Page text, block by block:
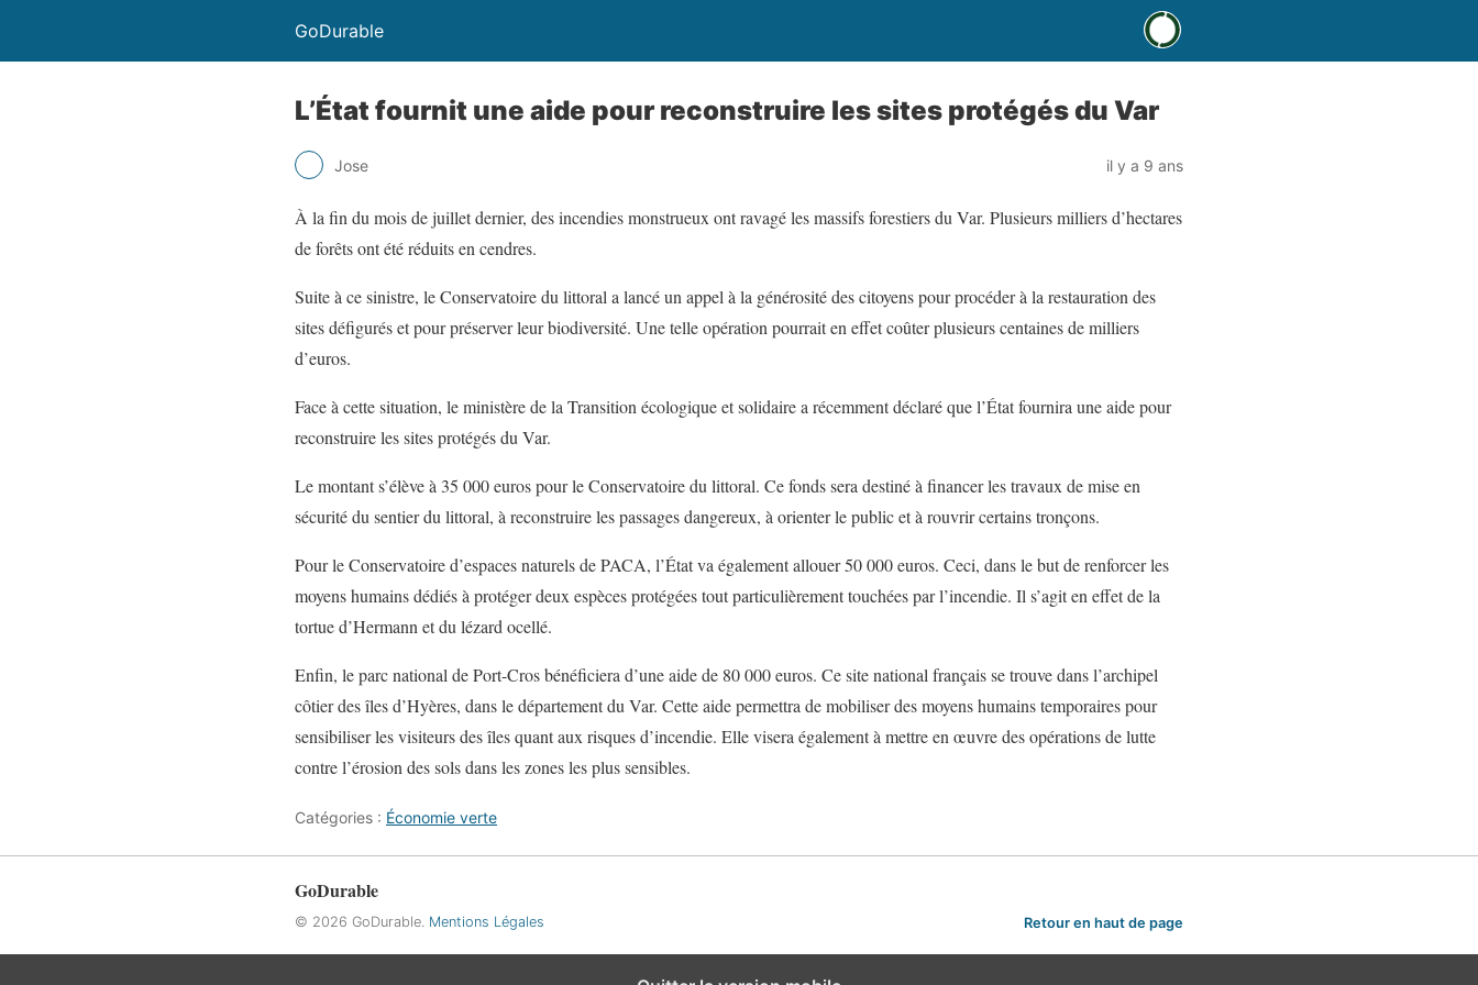
GoDurable
L’État fournit une aide pour reconstruire les sites protégés du Var
Jose il y a 9 ans
À la fin du mois de juillet dernier, des incendies monstrueux ont ravagé les massifs forestiers du Var. Plusieurs milliers d’hectares
de forêts ont été réduits en cendres.
Suite à ce sinistre, le Conservatoire du littoral a lancé un appel à la générosité des citoyens pour procéder à la restauration des
sites défigurés et pour préserver leur biodiversité. Une telle opération pourrait en effet coûter plusieurs centaines de milliers
d’euros.
Face à cette situation, le ministère de la Transition écologique et solidaire a récemment déclaré que l’État fournira une aide pour
reconstruire les sites protégés du Var.
Le montant s’élève à 35 000 euros pour le Conservatoire du littoral. Ce fonds sera destiné à financer les travaux de mise en
sécurité du sentier du littoral, à reconstruire les passages dangereux, à orienter le public et à rouvrir certains tronçons.
Pour le Conservatoire d’espaces naturels de PACA, l’État va également allouer 50 000 euros. Ceci, dans le but de renforcer les
moyens humains dédiés à protéger deux espèces protégées tout particulièrement touchées par l’incendie. Il s’agit en effet de la
tortue d’Hermann et du lézard ocellé.
Enfin, le parc national de Port-Cros bénéficiera d’une aide de 80 000 euros. Ce site national français se trouve dans l’archipel
côtier des îles d’Hyères, dans le département du Var. Cette aide permettra de mobiliser des moyens humains temporaires pour
sensibiliser les visiteurs des îles quant aux risques d’incendie. Elle visera également à mettre en œuvre des opérations de lutte
contre l’érosion des sols dans les zones les plus sensibles.
Catégories : Économie verte
GoDurable
© 2026 GoDurable. Mentions Légales Retour en haut de page